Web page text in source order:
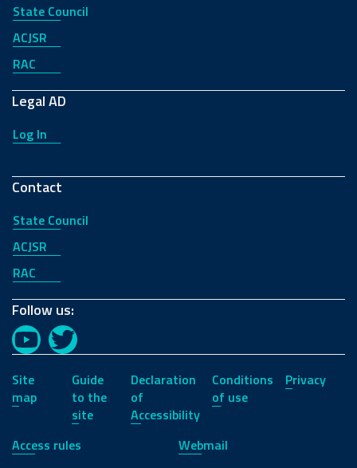
State Council
ACJSR
RAC
Legal AD
Log In
Contact
State Council
ACJSR
RAC
Follow us:
YouTubeTwitter
Site
map
Guide
to the
site
Declaration
of
Accessibility
Conditions
of use
Privacy
Access rules Webmail